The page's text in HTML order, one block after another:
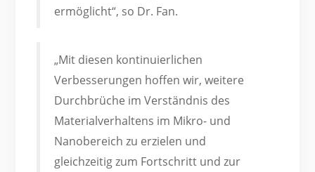
ermöglicht“, so Dr. Fan.
„Mit diesen kontinuierlichen
Verbesserungen hoffen wir, weitere
Durchbrüche im Verständnis des
Materialverhaltens im Mikro- und
Nanobereich zu erzielen und
gleichzeitig zum Fortschritt und zur